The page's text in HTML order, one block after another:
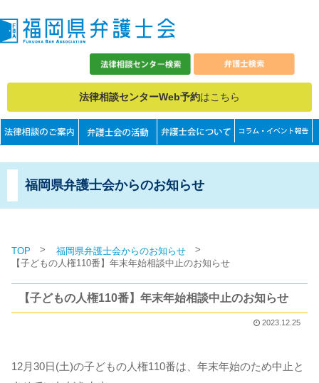
法律相談センターWeb予約はこちら
福岡県弁護士会からのお知らせ
TOP > 福岡県弁護士会からのお知らせ >
【子どもの人権110番】年末年始相談中止のお知らせ
【子どもの人権110番】年末年始相談中止のお知らせ
2023.12.25
12月30日(土)の子どもの人権110番は、年末年始のため中止と